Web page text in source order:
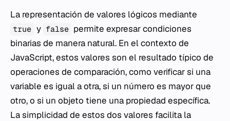
La representación de valores lógicos mediante
true y false permite expresar condiciones
binarias de manera natural. En el contexto de
JavaScript, estos valores son el resultado típico de
operaciones de comparación, como verificar si una
variable es igual a otra, si un número es mayor que
otro, o si un objeto tiene una propiedad específica.
La simplicidad de estos dos valores facilita la